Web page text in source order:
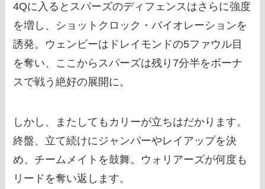
4Qに入るとスパーズのディフェンスはさらに強度
を増し、ショットクロック・バイオレーションを
誘発。ウェンビーはドレイモンドの5ファウル目
を奪い、ここからスパーズは残り7分半をボーナ
スで戦う絶好の展開に。
しかし、またしてもカリーが立ちはだかります。
終盤、立て続けにジャンパーやレイアップを決
め、チームメイトを鼓舞。ウォリアーズが何度も
リードを奪い返します。